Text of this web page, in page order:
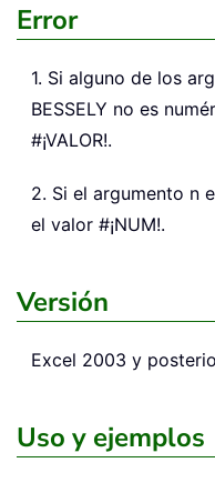
Error
1. Si alguno de los
BESSELY no es
#¡VALOR!.
2. Si el argumento n
el valor #¡NUM!.
Versión
Excel 2003 y
Uso y ejemplos